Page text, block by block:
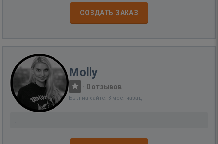
СОЗДАТЬ ЗАКАЗ
Molly
· 0 отзывов
Был на сайте: 3 мес. назад